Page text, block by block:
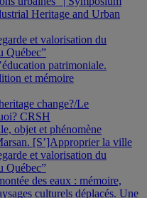
Heritage and Urban
et valorisation du
Québec”
patrimoniale.
et mémoire
change?/Le
CRSH
objet et phénomène
[S’]Approprier la ville
et valorisation du
Québec”
des eaux : mémoire,
culturels déplacés. Une